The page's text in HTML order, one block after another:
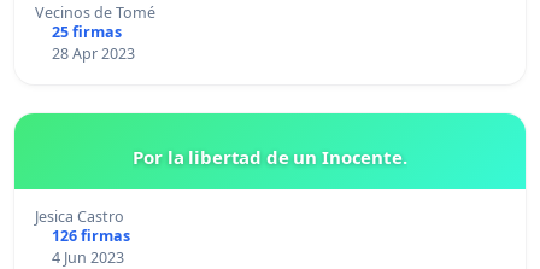
Vecinos de Tomé
25 firmas
28 Apr 2023
Por la libertad de un Inocente.
Jesica Castro
126 firmas
4 Jun 2023